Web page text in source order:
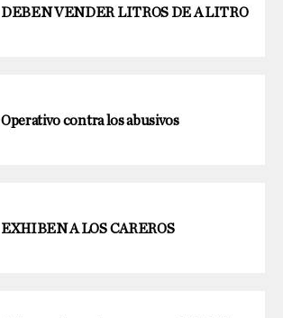
DEBEN VENDER LITROS DE A LITRO
Operativo contra los abusivos
EXHIBEN A LOS CAREROS